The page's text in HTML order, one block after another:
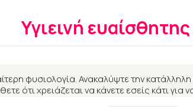
Υγιεινή
φυσιολογία. Ανακαλύψτε την
ότι χρειάζεται να κάνετε εσείς κάτι